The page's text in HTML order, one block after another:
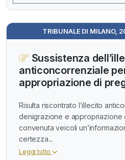
TRIBUNALE DI MILANO,
Sussistenza
anticoncorrenziale
appropriazione di
Risulta riscontrato l’illecito
denigrazione e appropriazione
convenuta veicoli
certezza...
Leggi tutto